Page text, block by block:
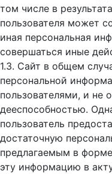
том числе в
пользователя может
иная персональная
совершаться иные
1.3. Сайт в общем
персональной
пользователями, и не
дееспособностью.
пользователь
достаточную
предлагаемым в
эту информацию в